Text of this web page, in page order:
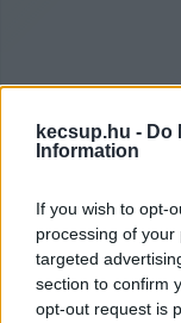
kecsup.hu - Do
Information
If you wish to opt-
processing of
targeted
section to confirm
opt-out request is
M
DÉL-
Magyar Máltai